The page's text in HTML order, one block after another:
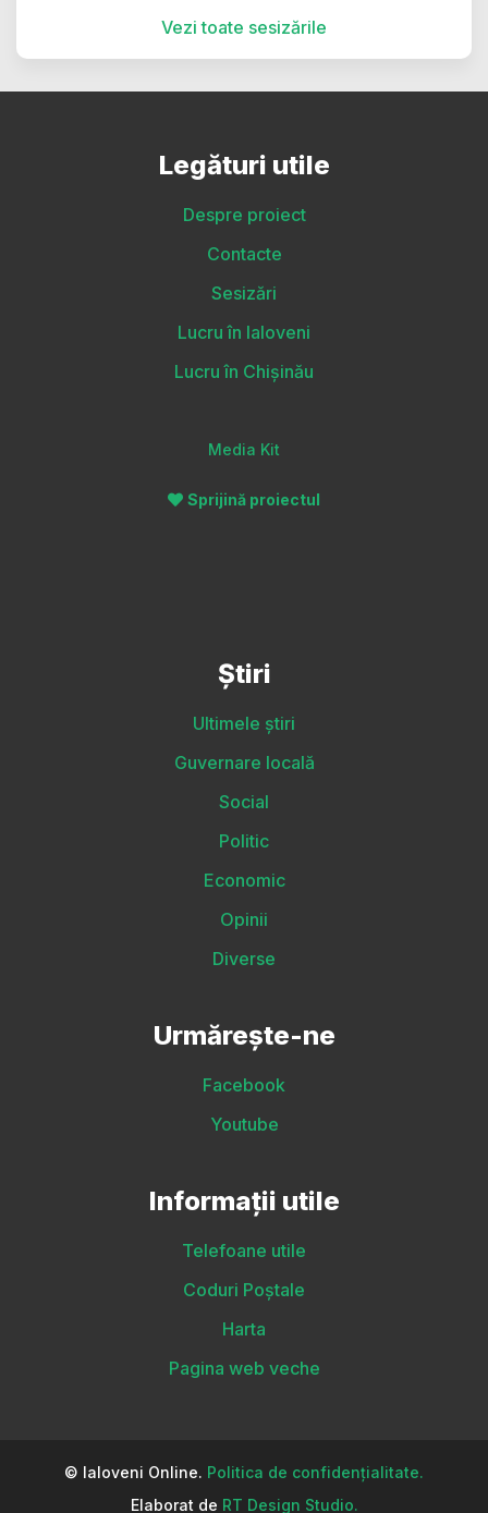
Vezi toate sesizările
Legături utile
Despre proiect
Contacte
Sesizări
Lucru în Ialoveni
Lucru în Chișinău
Media Kit
Sprijină proiectul
Știri
Ultimele știri
Guvernare locală
Social
Politic
Economic
Opinii
Diverse
Urmărește-ne
Facebook
Youtube
Informații utile
Telefoane utile
Coduri Poștale
Harta
Pagina web veche
© Ialoveni Online. Politica de confidențialitate.
Elaborat de RT Design Studio.